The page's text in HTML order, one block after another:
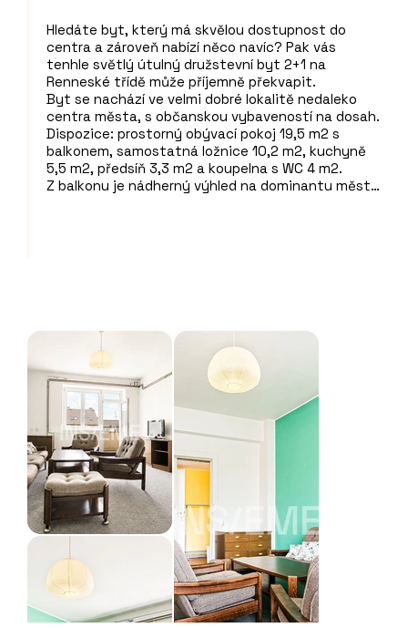
Hledáte byt, který má skvělou dostupnost do
centra a zároveň nabízí něco navíc? Pak vás
tenhle světlý útulný družstevní byt 2+1 na
Renneské třídě může příjemně překvapit.
Byt se nachází ve velmi dobré lokalitě nedaleko
centra města, s občanskou vybaveností na dosah.
Dispozice: prostorný obývací pokoj 19,5 m2 s
balkonem, samostatná ložnice 10,2 m2, kuchyně
5,5 m2, předsíň 3,3 m2 a koupelna s WC 4 m2.
Z balkonu je nádherný výhled na dominantu města
Byt je k dispozici hned po převodu členského
Převod do osobního vlastnictví bude možný za 2–3
roky, jakmile bude doplacen úvěr na revitalizaci
domu.
Parkování na modrých zónách C, tramvajová
zastávka je 2 minuty pěší chůze.
Do centra města je to přibližně 12 minut chůze,
nebo 2 zastávky tramvají.
Novou náplavku, dětské hřiště i cyklostezku máte
takřka za domem, v docházkové vzdálenosti je
několik obchodů s potravinami, pošta či
Pokud hledáte byt, který má skvělou polohu,
příjemnou atmosféru a zároveň nabízí i kousek
venkovního prostoru, tohle může být přesně ono.
Chcete se přijít podívat?